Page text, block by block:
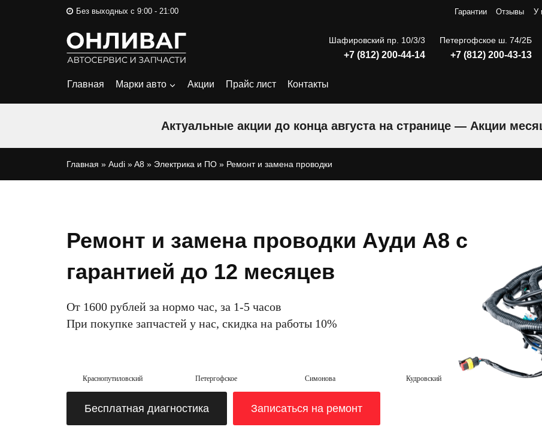
Без выходных с 9:00 - 21:00 Гарантии Отзывы У
Шафировский пр. 10/3/3
+7 (812) 200-44-14
Петергофское ш. 74/2Б
+7 (812) 200-43-13
Главная Марки авто Акции Прайс лист Контакты
Актуальные акции до конца августа на странице — Акции
Главная » Audi »A8 » Электрика и ПО » Ремонт и замена проводки
Ремонт и замена проводки Ауди A8 с
гарантией до 12 месяцев
От 1600 рублей за нормо час, за 1-5 часов
При покупке запчастей у нас, скидка на работы 10%
Краснопутиловский Петергофское Симонова Кудровский
Бесплатная диагностика Записаться на ремонт